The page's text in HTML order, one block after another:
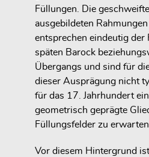
Füllungen. Die
ausgebildeten
entsprechen eindeutig der
späten Barock
Übergangs und sind für
dieser Ausprägung nicht
für das 17. Jahrhundert
geometrisch geprägte
Füllungsfelder zu erwarten.
Vor diesem Hintergrund